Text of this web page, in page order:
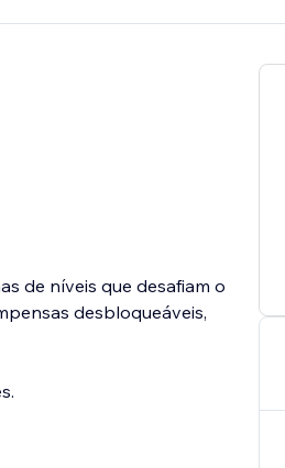
de níveis que desafiam o
desbloqueáveis,